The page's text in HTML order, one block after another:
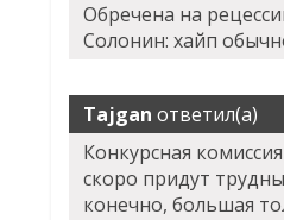
Обречена на
Солонин: хайп
Tajgan ответил(а)
Конкурсная
скоро придут
конечно, большая